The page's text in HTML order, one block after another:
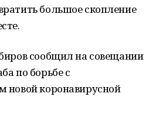
большое скопление
сообщил на совещании
по борьбе с
новой коронавирусной